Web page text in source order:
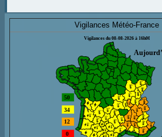
Vigilances Météo-France